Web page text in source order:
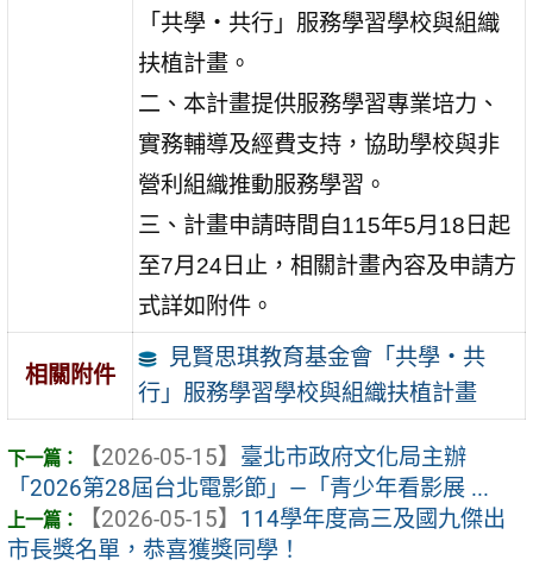
「共學・共行」服務學習學校與組織
扶植計畫。
二、本計畫提供服務學習專業培力、
實務輔導及經費支持，協助學校與非
營利組織推動服務學習。
三、計畫申請時間自115年5月18日起
至7月24日止，相關計畫內容及申請方
式詳如附件。
相關附件
見賢思琪教育基金會「共學・共
行」服務學習學校與組織扶植計畫
【2026-05-15】 臺北市政府文化局主辦
「2026第28屆台北電影節」—「青少年看影展 ...
【2026-05-15】 114學年度高三及國九傑出
市長獎名單，恭喜獲獎同學！